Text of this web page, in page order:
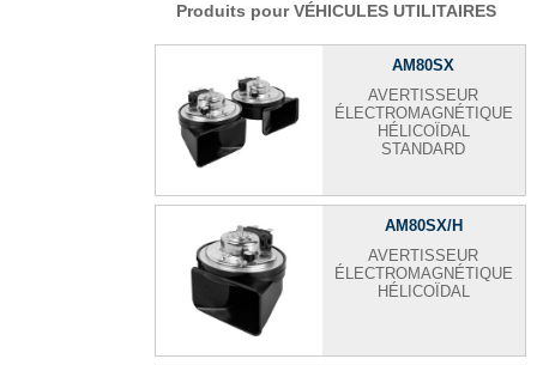
Produits pour VÉHICULES UTILITAIRES
AM80SX
AVERTISSEUR
ÉLECTROMAGNÉTIQUE
HÉLICOÏDAL
STANDARD
AM80SX/H
AVERTISSEUR
ÉLECTROMAGNÉTIQUE
HÉLICOÏDAL